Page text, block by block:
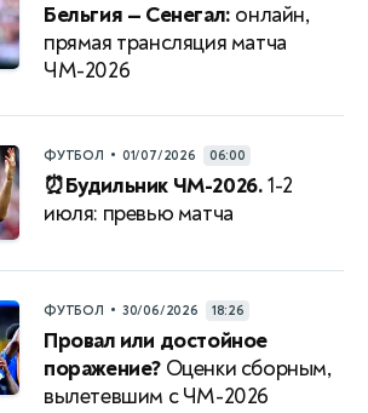
Бельгия — Сенегал: онлайн,
прямая трансляция матча
ЧМ-2026
ФУТБОЛ • 01/07/2026 06:00
⏰Будильник ЧМ-2026.1-2
июля: превью матча
ФУТБОЛ • 30/06/2026 18:26
Провал или достойное
поражение? Оценки сборным,
вылетевшим с ЧМ-2026